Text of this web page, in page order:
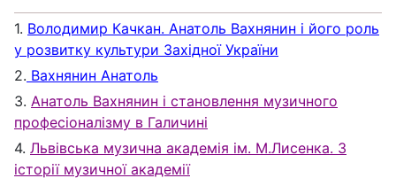
1. Володимир Качкан. Анатоль Вахнянин і його роль
у розвитку культури Західної України
2. Вахнянин Анатоль
3. Анатоль Вахнянин і становлення музичного
професіоналізму в Галичині
4. Львівська музична академія ім. М.Лисенка. З
історії музичної академії